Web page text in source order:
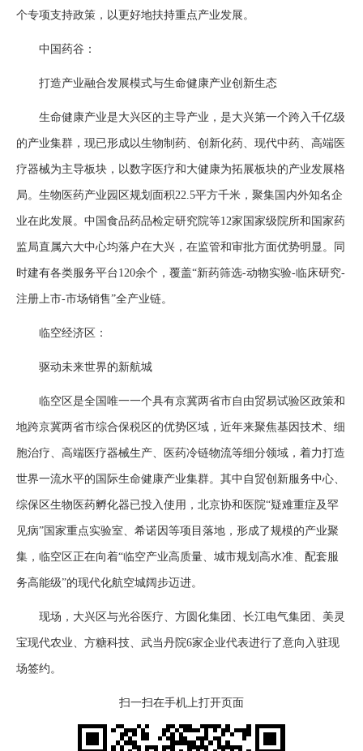
个专项支持政策，以更好地扶持重点产业发展。
中国药谷：
打造产业融合发展模式与生命健康产业创新生态
生命健康产业是大兴区的主导产业，是大兴第一个跨入千亿级
的产业集群，现已形成以生物制药、创新化药、现代中药、高端医
疗器械为主导板块，以数字医疗和大健康为拓展板块的产业发展格
局。生物医药产业园区规划面积22.5平方千米，聚集国内外知名企
业在此发展。中国食品药品检定研究院等12家国家级院所和国家药
监局直属六大中心均落户在大兴，在监管和审批方面优势明显。同
时建有各类服务平台120余个，覆盖“新药筛选-动物实验-临床研究-
注册上市-市场销售”全产业链。
临空经济区：
驱动未来世界的新航城
临空区是全国唯一一个具有京冀两省市自由贸易试验区政策和
地跨京冀两省市综合保税区的优势区域，近年来聚焦基因技术、细
胞治疗、高端医疗器械生产、医药冷链物流等细分领域，着力打造
世界一流水平的国际生命健康产业集群。其中自贸创新服务中心、
综保区生物医药孵化器已投入使用，北京协和医院“疑难重症及罕
见病”国家重点实验室、希诺因等项目落地，形成了规模的产业聚
集，临空区正在向着“临空产业高质量、城市规划高水准、配套服
务高能级”的现代化航空城阔步迈进。
现场，大兴区与光谷医疗、方圆化集团、长江电气集团、美灵
宝现代农业、方糖科技、武当丹院6家企业代表进行了意向入驻现
场签约。
扫一扫在手机上打开页面